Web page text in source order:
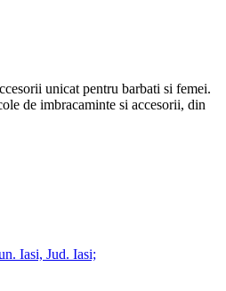
unicat pentru barbati si femei.
de imbracaminte si accesorii, din
Iasi, Jud. Iasi;